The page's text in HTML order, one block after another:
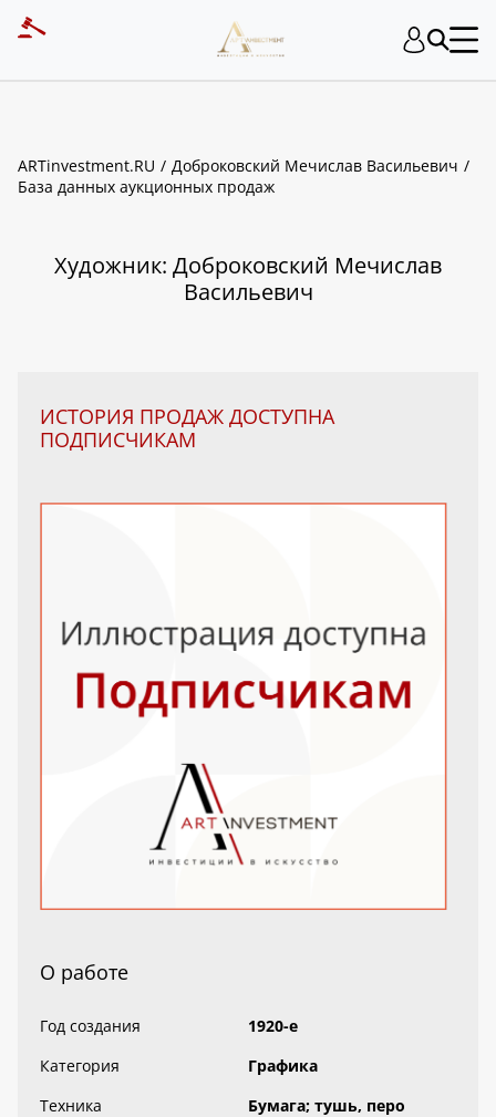
ARTinvestment.RU
Доброковский Мечислав Васильевич
База данных аукционных продаж
Художник: Доброковский Мечислав
Васильевич
ИСТОРИЯ ПРОДАЖ ДОСТУПНА
ПОДПИСЧИКАМ
О работе
Год создания
1920-е
Категория
Графика
Техника
Бумага; тушь, перо